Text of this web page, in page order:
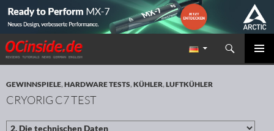
Redaktion ocinside.de PC Hardware Portal
Suchen
ZUM INHALT SPRINGEN
GEWINNSPIELE,HARDWARE TESTS,KÜHLER,LUFTKÜHLER
CRYORIG C7 TEST